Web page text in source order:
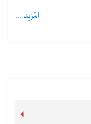
المزيد ...